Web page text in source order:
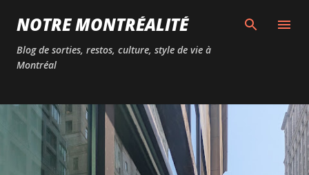
Passer au contenu principal
NOTRE MONTRÉALITÉ
Blog de sorties, restos, culture, style de vie à
Montréal